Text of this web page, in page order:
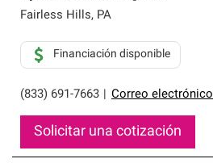
Fairless Hills, PA
(833) 691-7663 Correo electrónico
Financiación disponible
Solicitar una cotización